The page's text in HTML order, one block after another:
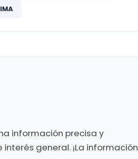
información precisa y
general. ¡La información